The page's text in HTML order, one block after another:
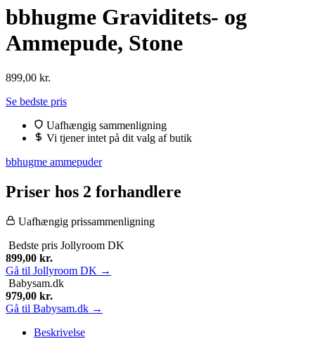
bbhugme Graviditets- og
Ammepude, Stone
899,00 kr.
Se bedste pris
Uafhængig sammenligning
Vi tjener intet på dit valg af butik
bbhugme ammepuder
Priser hos 2 forhandlere
Uafhængig prissammenligning
Bedste pris Jollyroom DK
899,00 kr.
Gå til Jollyroom DK →
Babysam.dk
979,00 kr.
Gå til Babysam.dk →
Beskrivelse